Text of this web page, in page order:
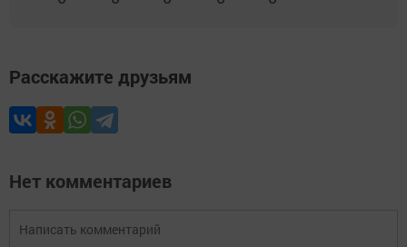
Расскажите друзьям
Нет комментариев